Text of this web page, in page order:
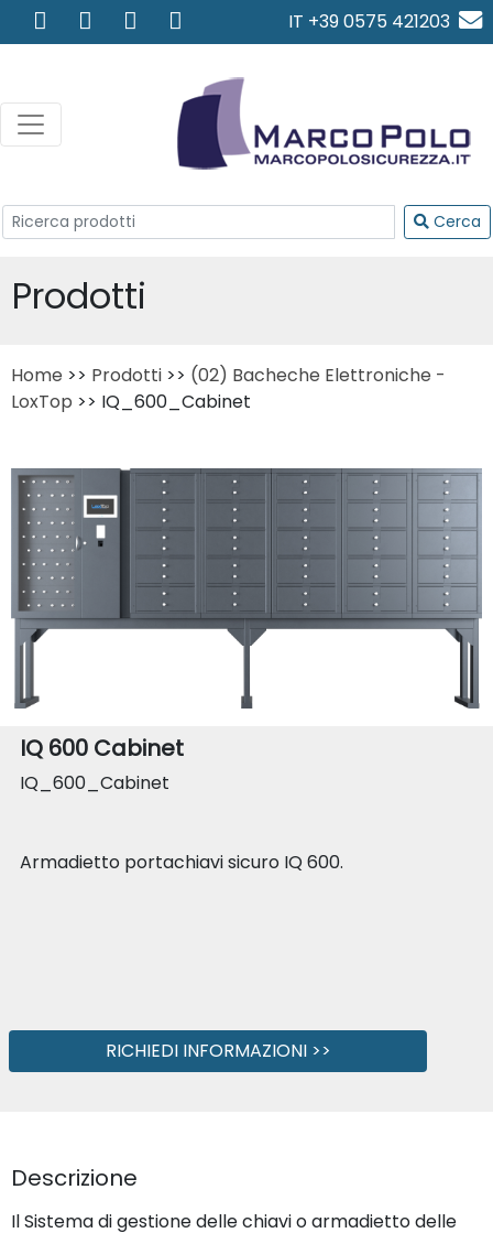
IT +39 0575 421203
Cerca
Prodotti
Home >> Prodotti >> (02) Bacheche Elettroniche -
LoxTop >> IQ_600_Cabinet
IQ 600 Cabinet
IQ_600_Cabinet
Armadietto portachiavi sicuro IQ 600.
RICHIEDI INFORMAZIONI >>
Descrizione
Il Sistema di gestione delle chiavi o armadietto delle